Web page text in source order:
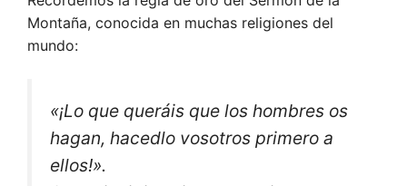
Montaña, conocida en muchas religiones del
mundo:
«¡Lo que queráis que los hombres os
hagan, hacedlo vosotros primero a
ellos!».